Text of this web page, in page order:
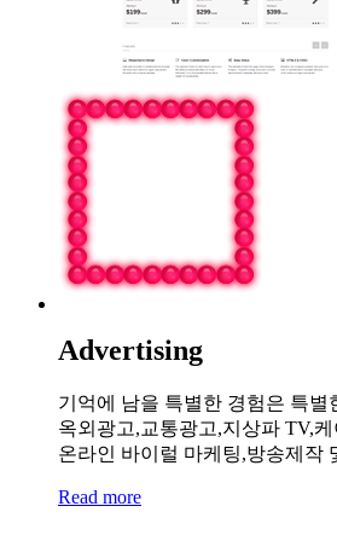
Advertising
기억에 남을 특별한 경험은 특
옥외광고,교통광고,지상파 TV,
온라인 바이럴 마케팅,방송제작
Read more